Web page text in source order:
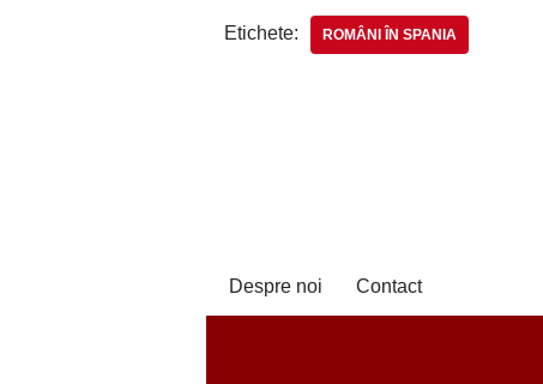
Etichete: ROMÂNI ÎN SPANIA
Despre noi Contact